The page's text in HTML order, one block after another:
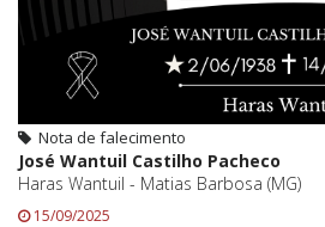
Nota de falecimento
José Wantuil Castilho Pacheco
Haras Wantuil - Matias Barbosa (MG)
15/09/2025